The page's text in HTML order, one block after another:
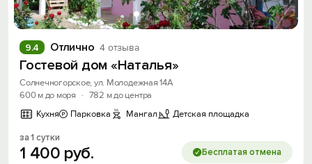
Отлично 4 отзыва
9.4
Гостевой дом «Наталья»
Солнечногорское, ул. Молодежная 14А
600 м до моря
· 782 м до центра
Кухня
Парковка Мангал Детская площадка
за 1 сутки
1 400 руб. Бесплатая отмена